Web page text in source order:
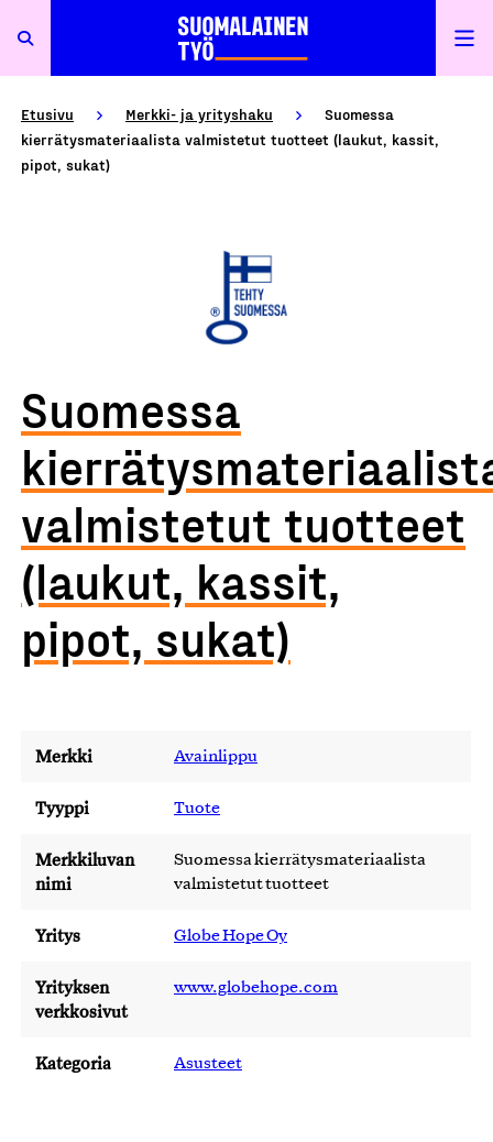
Etusivu Merkki- ja yrityshaku
Suomessa
kierrätysmateriaalista valmistetut tuotteet (laukut, kassit,
pipot, sukat)
Suomessa
valmistetut tuotteet
(laukut, kassit,
pipot, sukat)
Merkki Avainlippu
Tyyppi Tuote
Merkkiluvan
nimi
Suomessa kierrätysmateriaalista
valmistetut tuotteet
Yritys Globe Hope Oy
Yrityksen
verkkosivut
www.globehope.com
Kategoria Asusteet